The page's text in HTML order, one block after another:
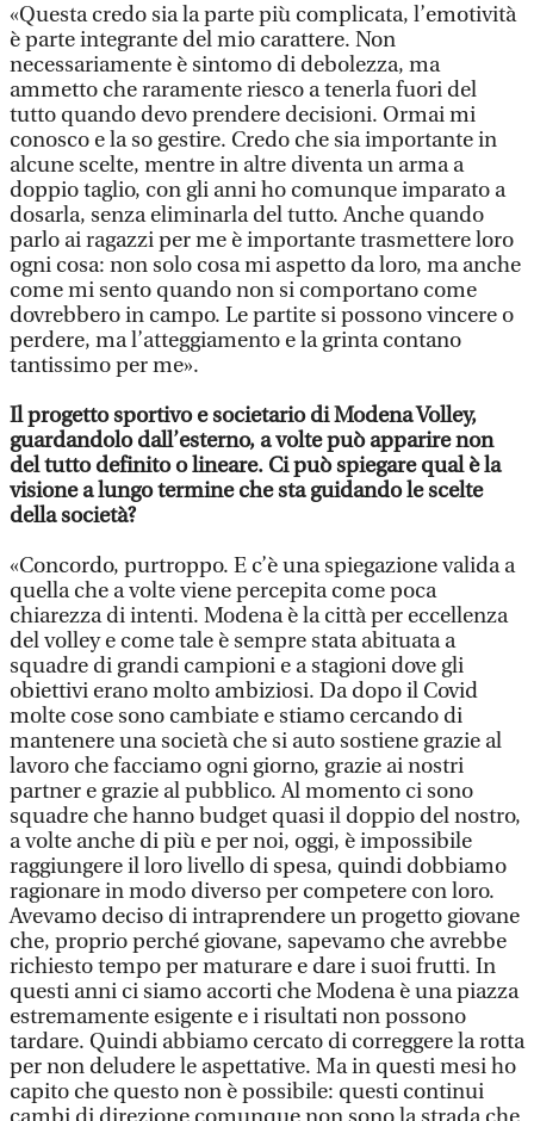
«Questa credo sia la parte più complicata, l’emotività
è parte integrante del mio carattere. Non
necessariamente è sintomo di debolezza, ma
ammetto che raramente riesco a tenerla fuori del
tutto quando devo prendere decisioni. Ormai mi
conosco e la so gestire. Credo che sia importante in
alcune scelte, mentre in altre diventa un arma a
doppio taglio, con gli anni ho comunque imparato a
dosarla, senza eliminarla del tutto. Anche quando
parlo ai ragazzi per me è importante trasmettere loro
ogni cosa: non solo cosa mi aspetto da loro, ma anche
come mi sento quando non si comportano come
dovrebbero in campo. Le partite si possono vincere o
perdere, ma l’atteggiamento e la grinta contano
tantissimo per me».
Il progetto sportivo e societario di Modena Volley,
guardandolo dall’esterno, a volte può apparire non
del tutto definito o lineare. Ci può spiegare qual è la
visione a lungo termine che sta guidando le scelte
della società?
«Concordo, purtroppo. E c’è una spiegazione valida a
quella che a volte viene percepita come poca
chiarezza di intenti. Modena è la città per eccellenza
del volley e come tale è sempre stata abituata a
squadre di grandi campioni e a stagioni dove gli
obiettivi erano molto ambiziosi. Da dopo il Covid
molte cose sono cambiate e stiamo cercando di
mantenere una società che si auto sostiene grazie al
lavoro che facciamo ogni giorno, grazie ai nostri
partner e grazie al pubblico. Al momento ci sono
squadre che hanno budget quasi il doppio del nostro,
a volte anche di più e per noi, oggi, è impossibile
raggiungere il loro livello di spesa, quindi dobbiamo
ragionare in modo diverso per competere con loro.
Avevamo deciso di intraprendere un progetto giovane
che, proprio perché giovane, sapevamo che avrebbe
richiesto tempo per maturare e dare i suoi frutti. In
questi anni ci siamo accorti che Modena è una piazza
estremamente esigente e i risultati non possono
tardare. Quindi abbiamo cercato di correggere la rotta
per non deludere le aspettative. Ma in questi mesi ho
capito che questo non è possibile: questi continui